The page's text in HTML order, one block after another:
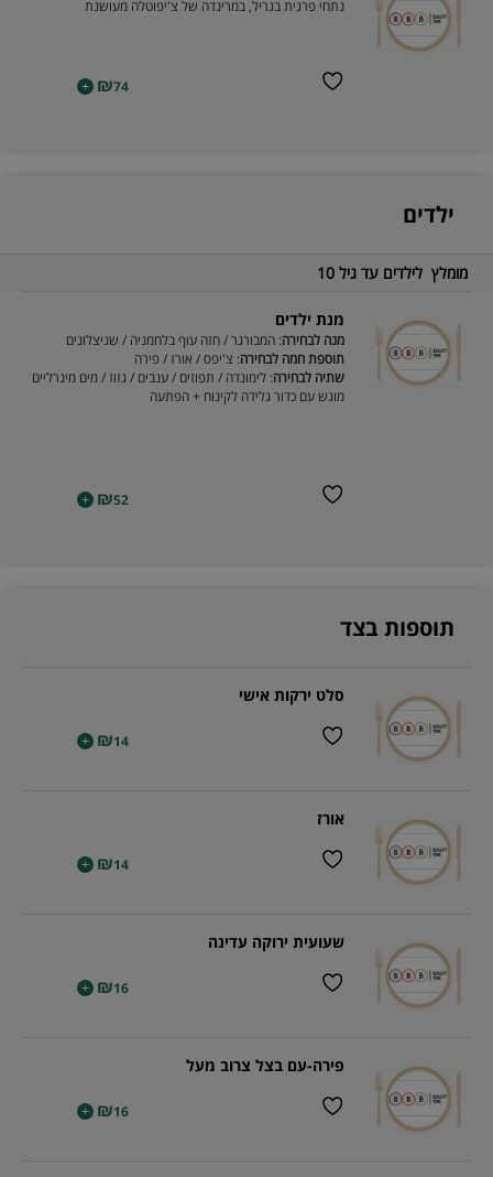
נתחי פרגית בגריל, במרינדה של צ'יפוטלה מעושנת
₪74
+
ילדים
מומלץ לילדים עד גיל 10
מנת ילדים
מנה לבחירה: המבורגר / חזה עוף בלחמניה / שניצלונים
תוספת חמה לבחירה: צ'יפס / אורז / פירה
שתיה לבחירה: לימונדה / תפוזים / ענבים / גזוז / מים מינרליים
מוגש עם כדור גלידה לקינוח + הפתעה
₪52
+
תוספות בצד
סלט ירקות אישי
₪14
+
אורז
₪14
+
שעועית ירוקה עדינה
₪16
+
פירה-עם בצל צרוב מעל
₪16
+